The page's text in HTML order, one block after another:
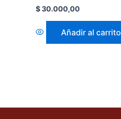
$30.000,00
Añadir al carrito